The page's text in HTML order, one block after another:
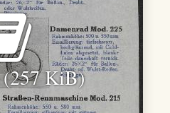
(257 KiB)